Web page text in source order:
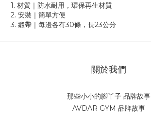
1. 材質｜防水耐用，環保再生材質
2. 安裝｜簡單方便
3. 緞帶｜每邊各有30條，長23公分
關於我們
那些小小的腳丫子 品牌故事
AVDAR GYM 品牌故事